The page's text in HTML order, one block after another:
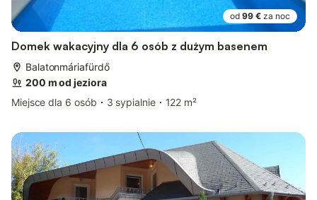
od 99 € za noc
Domek wakacyjny dla 6 osób z dużym basenem
Balatonmáriafürdő
200 m od jeziora
Miejsce dla 6 osób
3 sypialnie 122 m²